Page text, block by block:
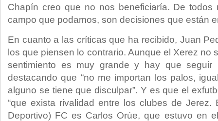
Chapín creo que no nos beneficiaría. De todos
campo que podamos, son decisiones que están
En cuanto a las críticas que ha recibido, Juan
los que piensen lo contrario. Aunque el Xerez no
sentimiento es muy grande y hay que seguir
destacando que “no me importan los palos,
alguno se tiene que disculpar”. Y es que el
“que exista rivalidad entre los clubes de Jerez.
Deportivo) FC es Carlos Orúe, que estuvo en